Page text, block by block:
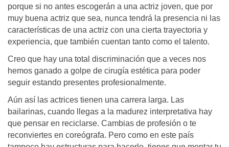
porque si no antes escogerán a una actriz joven, que por
muy buena actriz que sea, nunca tendrá la presencia ni las
características de una actriz con una cierta trayectoria y
experiencia, que también cuentan tanto como el talento.
Creo que hay una total discriminación que a veces nos
hemos ganado a golpe de cirugía estética para poder
seguir estando presentes profesionalmente.
Aún así las actrices tienen una carrera larga. Las
bailarinas, cuando llegas a la madurez interpretativa hay
que pensar en reciclarse. Cambias de profesión o te
reconviertes en coreógrafa. Pero como en este país